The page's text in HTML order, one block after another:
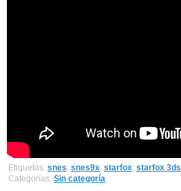
Etiquetas: snes snes9x starfox starfox 3ds
Categorías: Sin categoría